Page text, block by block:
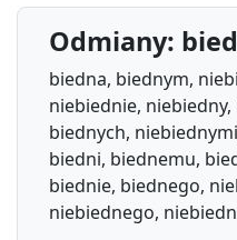
Odmiany:
biedna, biednym,
niebiednie,
biednych,
biedni, biednemu,
biednie, biednego,
niebiednego,